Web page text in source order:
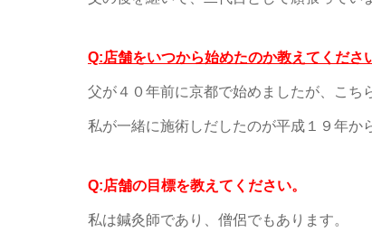
Q:店舗をいつから始めたのか教えてくださ
父が４０年前に京都で始めましたが、こち
私が一緒に施術しだしたのが平成１９年か
Q:店舗の目標を教えてください。
私は鍼灸師であり、僧侶でもあります。